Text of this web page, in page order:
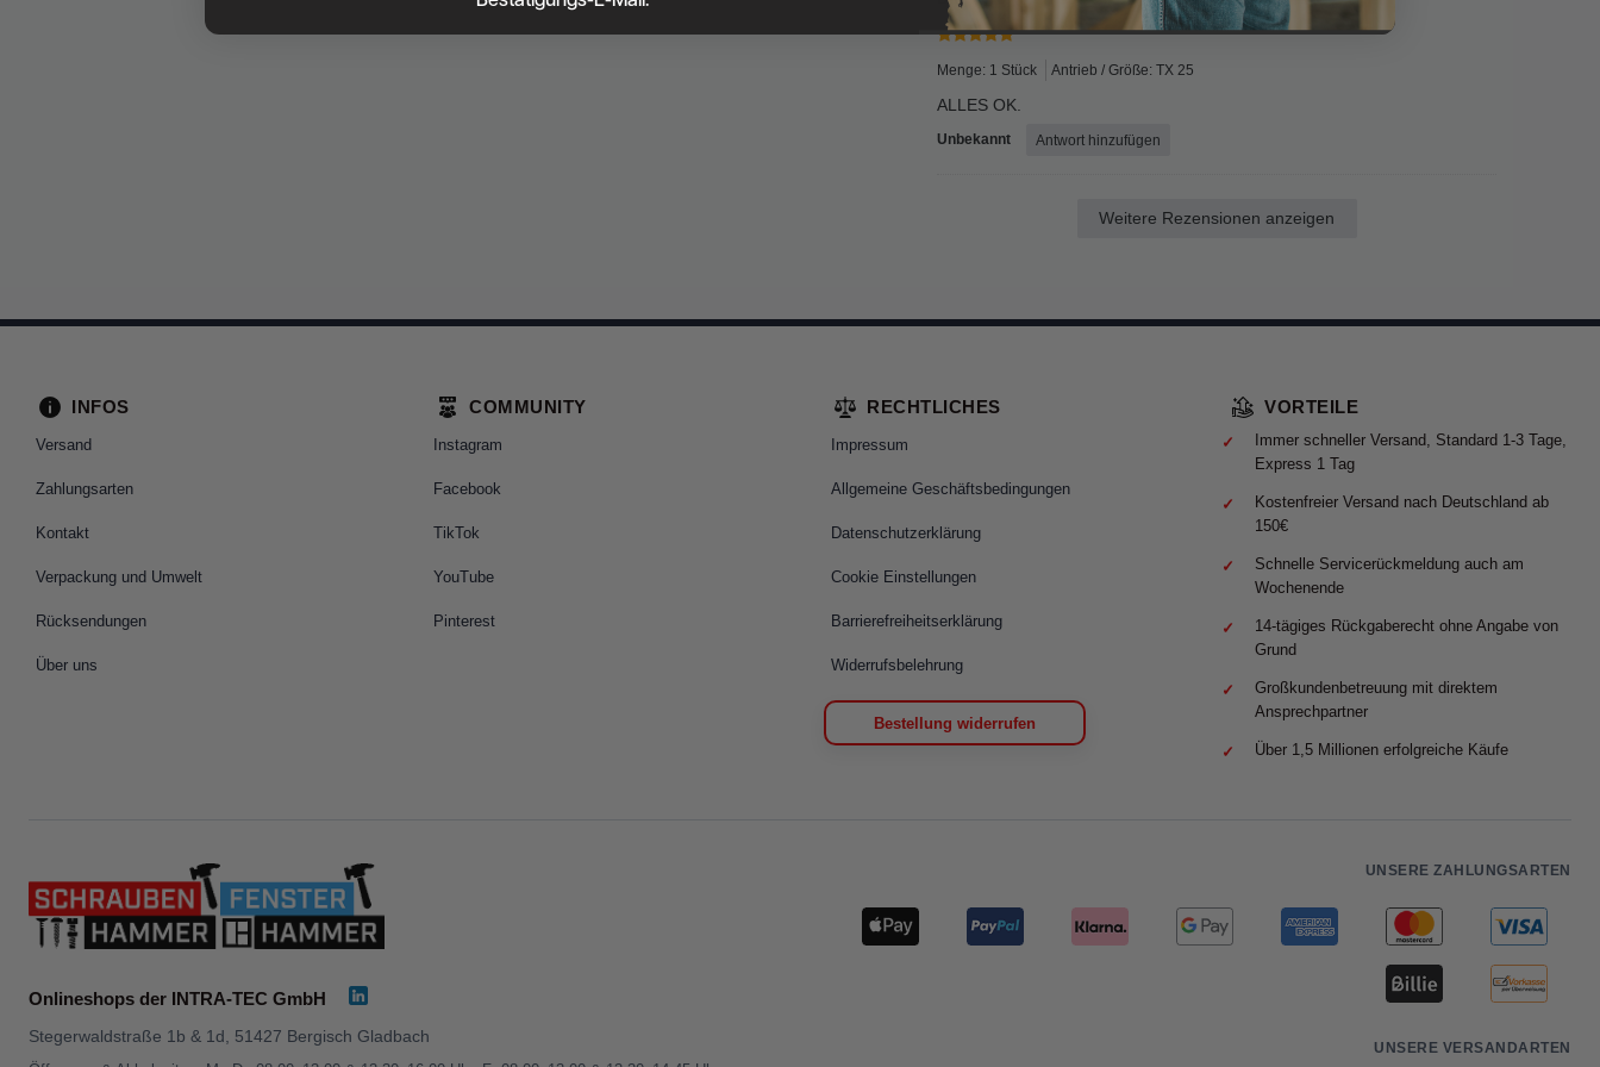
Menge: 1 Stück Antrieb / Größe: TX 25
ALLES OK.
Unbekannt Antwort hinzufügen
Weitere Rezensionen anzeigen
INFOS
Versand
Zahlungsarten
Kontakt
Verpackung und Umwelt
Rücksendungen
Über uns
COMMUNITY
Instagram
Facebook
TikTok
YouTube
Pinterest
RECHTLICHES
Impressum
Allgemeine Geschäftsbedingungen
Datenschutzerklärung
Cookie Einstellungen
Barrierefreiheitserklärung
Widerrufsbelehrung
Bestellung widerrufen
VORTEILE
Immer schneller Versand, Standard 1-3 Tage,
Express 1 Tag
Kostenfreier Versand nach Deutschland ab
150€
Schnelle Servicerückmeldung auch am
Wochenende
14-tägiges Rückgaberecht ohne Angabe von
Grund
Großkundenbetreuung mit direktem
Ansprechpartner
Über 1,5 Millionen erfolgreiche Käufe
Onlineshops der INTRA-TEC GmbH
Stegerwaldstraße 1b & 1d, 51427 Bergisch Gladbach
UNSERE ZAHLUNGSARTEN
UNSERE VERSANDARTEN